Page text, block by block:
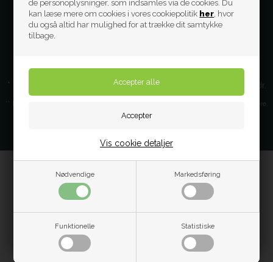
de personoplysninger, som indsamles via de cookies. Du
kan læse mere om cookies i vores cookiepolitik her , hvor
du også altid har mulighed for at trække dit samtykke
tilbage.
Nødvendige Markedsføring
Funktionelle Statistiske
Vis cookie detaljer
* Ved at tilmelde dig, accepterer du vores persondata politik vedr.
nyhedsbrev
** Du kan altid afmelde dig fra vores nyhedsbrev, hvis du ikke ønsker dem længere.